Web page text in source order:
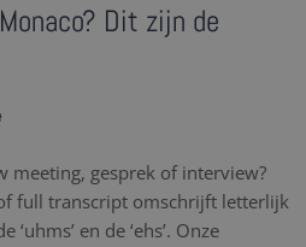
Dit zijn de
meeting, gesprek of interview?
full transcript omschrijft letterlijk
en de ‘ehs’. Onze